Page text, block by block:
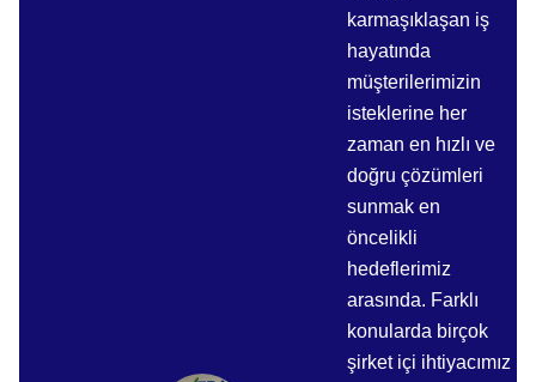
karmaşıklaşan iş
hayatında
müşterilerimizin
isteklerine her
zaman en hızlı ve
doğru çözümleri
sunmak en
öncelikli
hedeflerimiz
arasında. Farklı
konularda birçok
şirket içi ihtiyacımız